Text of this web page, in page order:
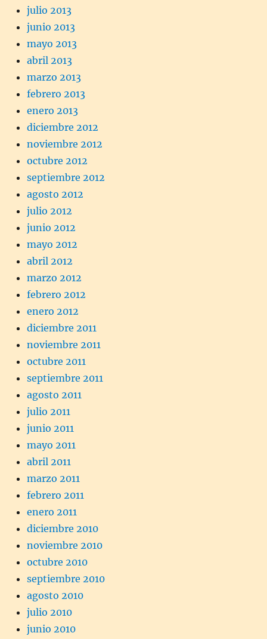
julio 2013
junio 2013
mayo 2013
abril 2013
marzo 2013
febrero 2013
enero 2013
diciembre 2012
noviembre 2012
octubre 2012
septiembre 2012
agosto 2012
julio 2012
junio 2012
mayo 2012
abril 2012
marzo 2012
febrero 2012
enero 2012
diciembre 2011
noviembre 2011
octubre 2011
septiembre 2011
agosto 2011
julio 2011
junio 2011
mayo 2011
abril 2011
marzo 2011
febrero 2011
enero 2011
diciembre 2010
noviembre 2010
octubre 2010
septiembre 2010
agosto 2010
julio 2010
junio 2010